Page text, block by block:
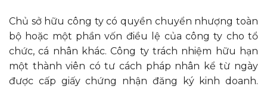
Chủ sở hữu công ty có quyền chuyển nhượng toàn
bộ hoặc một phần vốn điều lệ của công ty cho tổ
chức, cá nhân khác. Công ty trách nhiệm hữu hạn
một thành viên có tư cách pháp nhân kể từ ngày
được cấp giấy chứng nhận đăng ký kinh doanh.